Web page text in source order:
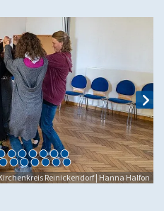
Reinickendorf | Hanna Halfon